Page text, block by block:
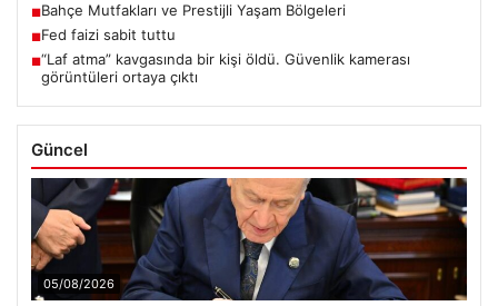
■Bahçe Mutfakları ve Prestijli Yaşam Bölgeleri
■Fed faizi sabit tuttu
■“Laf atma” kavgasında bir kişi öldü. Güvenlik kamerası
görüntüleri ortaya çıktı
Güncel
05/08/2026